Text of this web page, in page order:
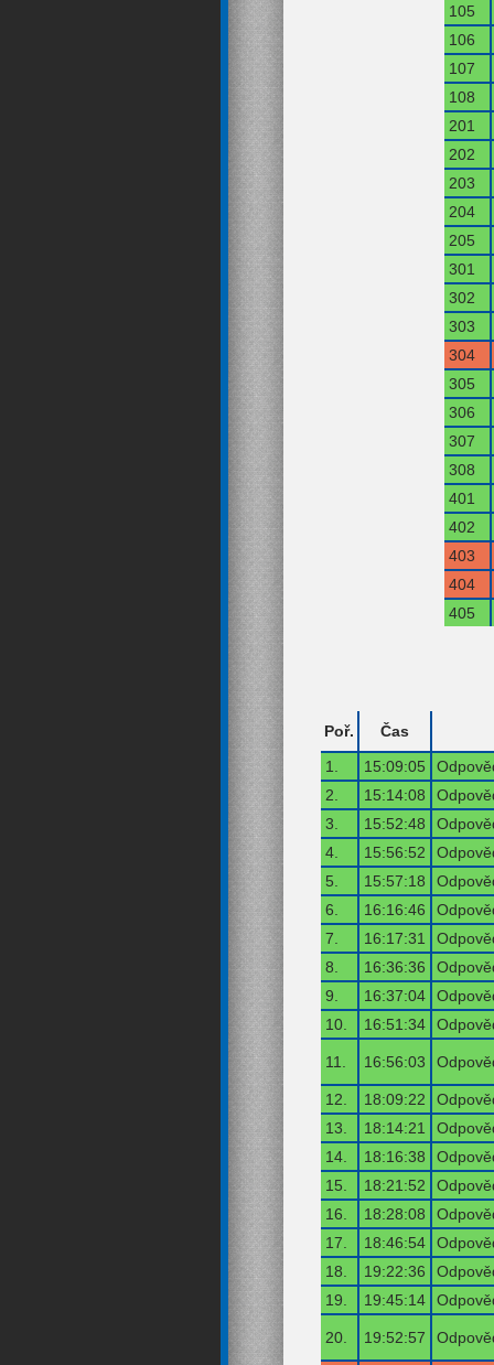
105
106
107
108
201
202
203
204
205
301
302
303
304
305
306
307
308
401
402
403
404
405
Poř.
Čas
1.
15:09:05
2.
15:14:08
3.
15:52:48
4.
15:56:52
5.
15:57:18
6.
16:16:46
7.
16:17:31
8.
16:36:36
9.
16:37:04
10.
16:51:34
11. 16:56:03
12. 18:09:22
13.
18:14:21
14.
18:16:38
15.
18:21:52
16.
18:28:08
17.
18:46:54
18.
19:22:36
19.
19:45:14
20. 19:52:57